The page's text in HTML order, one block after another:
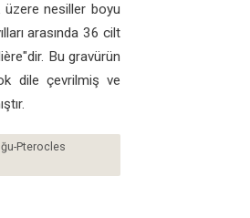
nesiller boyu
arasında 36 cilt
Bu gravürün
dile çevrilmiş ve
Pterocles